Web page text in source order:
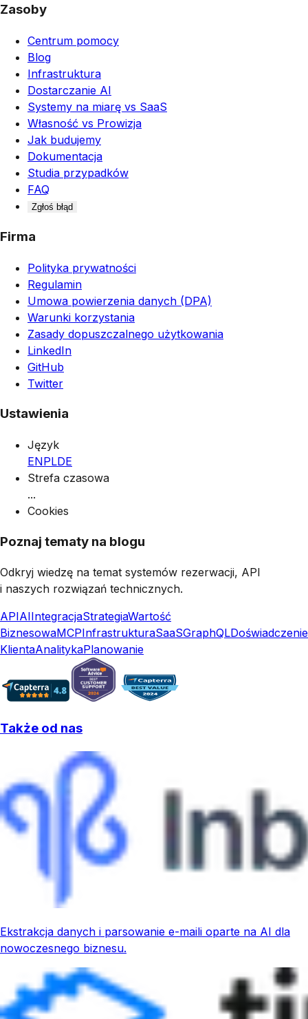
Zasoby
Centrum pomocy
Blog
Infrastruktura
Dostarczanie AI
Systemy na miarę vs SaaS
Własność vs Prowizja
Jak budujemy
Dokumentacja
Studia przypadków
FAQ
Zgłoś błąd
Firma
Polityka prywatności
Regulamin
Umowa powierzenia danych (DPA)
Warunki korzystania
Zasady dopuszczalnego użytkowania
LinkedIn
GitHub
Twitter
Ustawienia
Język
ENPLDE
Strefa czasowa
...
Cookies
Poznaj tematy na blogu
Odkryj wiedzę na temat systemów rezerwacji, API
i naszych rozwiązań technicznych.
APIAIIntegracjaStrategiaWartość
BiznesowaMCPInfrastrukturaSaaSGraphQLDoświadczenie
KlientaAnalitykaPlanowanie
Także od nas
Ekstrakcja danych i parsowanie e-maili oparte na AI dla
nowoczesnego biznesu.